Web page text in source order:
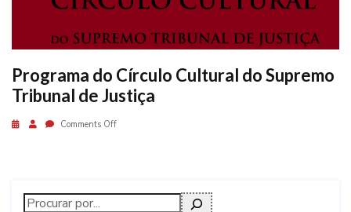
Programa do Círculo Cultural do Supremo
Tribunal de Justiça
Comments Off